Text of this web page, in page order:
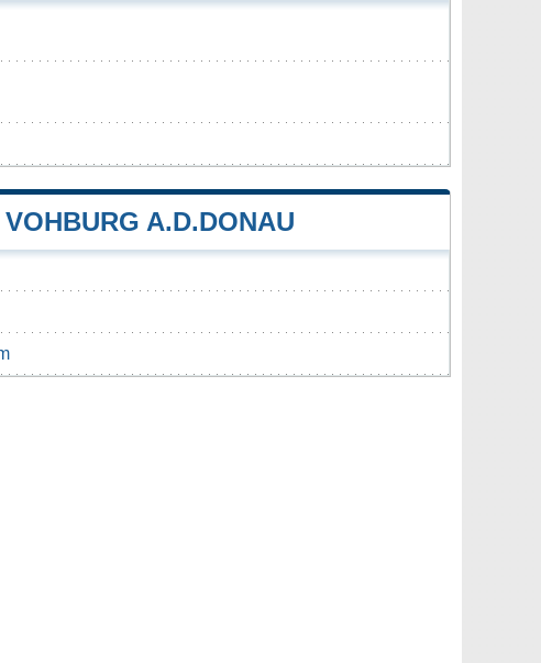
A.D.DONAU